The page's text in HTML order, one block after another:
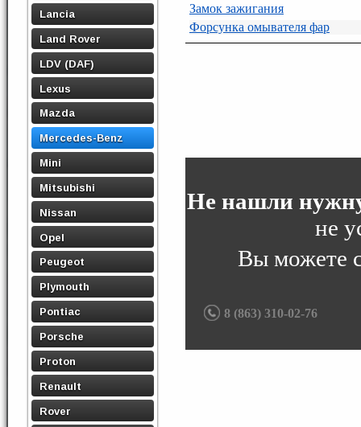
Lancia
Land Rover
LDV (DAF)
Lexus
Mazda
Mercedes-Benz
Mini
Mitsubishi
Nissan
Opel
Peugeot
Plymouth
Pontiac
Porsche
Proton
Renault
Rover
Замок зажигания
Форсунка омывателя фар
Не нашли
не
Вы можете
8 (863) 310-02-76